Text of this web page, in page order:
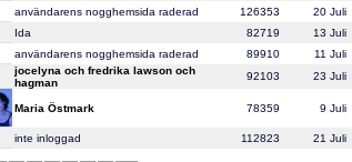
användarens nogghemsida raderad 126353
20 Juli
Ida 82719
13 Juli
användarens nogghemsida raderad 89910
11 Juli
jocelyna och fredrika lawson och
hagman
92103 23 Juli
Maria Östmark 78359 9 Juli
inte inloggad 112823 21 Juli